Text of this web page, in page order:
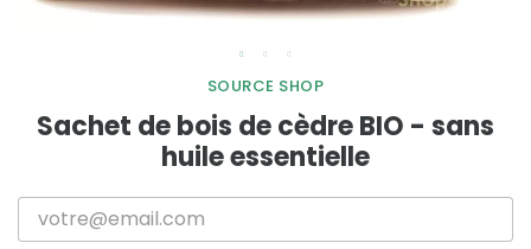
SOURCE SHOP
Sachet de bois de cèdre BIO - sans
huile essentielle